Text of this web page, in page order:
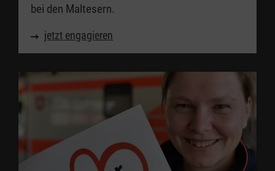
bei den Maltesern.
jetzt engagieren